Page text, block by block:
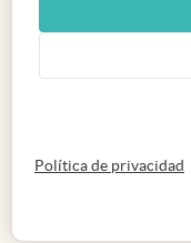
Política de privacidad